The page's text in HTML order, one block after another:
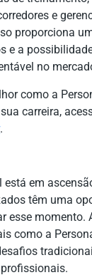
e
proporciona
e a
no
como a
carreira,
.
em
têm uma
esse momento.
como a